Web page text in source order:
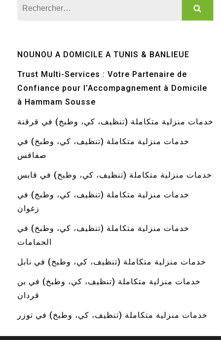
NOUNOU A DOMICILE A TUNIS & BANLIEUE
Trust Multi-Services : Votre Partenaire de
Confiance pour l’Accompagnement à Domicile
à Hammam Sousse
خدمات منزلية متكاملة (تنظيف، كي، وطبخ) في قرقنة
خدمات منزلية متكاملة (تنظيف، كي، وطبخ) في
صفاقس
خدمات منزلية متكاملة (تنظيف، كي، وطبخ) في قابس
خدمات منزلية متكاملة (تنظيف، كي، وطبخ) في
زغوان
خدمات منزلية متكاملة (تنظيف، كي، وطبخ) في
الحمامات
خدمات منزلية متكاملة (تنظيف، كي، وطبخ) في نابل
خدمات منزلية متكاملة (تنظيف، كي، وطبخ) في بن
قردان
خدمات منزلية متكاملة (تنظيف، كي، وطبخ) في توزر